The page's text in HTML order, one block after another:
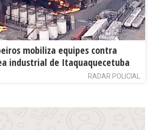
mobiliza equipes contra
industrial de Itaquaquecetuba
RADAR POLICIAL